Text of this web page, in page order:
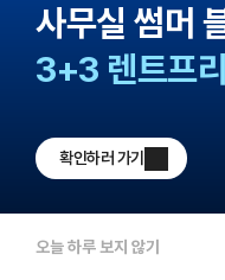
사무실 썸머
3+3 렌트프리
확인하러 가기
오늘 하루 보지 않기